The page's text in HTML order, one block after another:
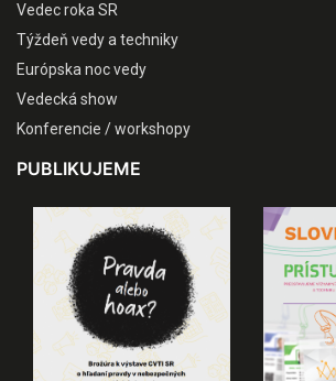
Vedec roka SR
Týždeň vedy a techniky
Európska noc vedy
Vedecká show
Konferencie / workshopy
PUBLIKUJEME